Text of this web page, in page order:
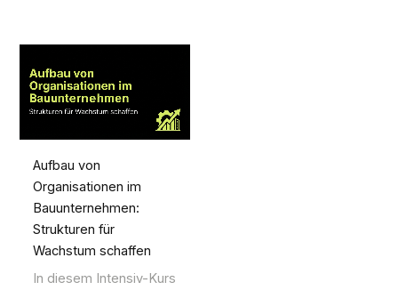
Aufbau von
Organisationen im
Bauunternehmen:
Strukturen für
Wachstum schaffen
In diesem Intensiv-Kurs